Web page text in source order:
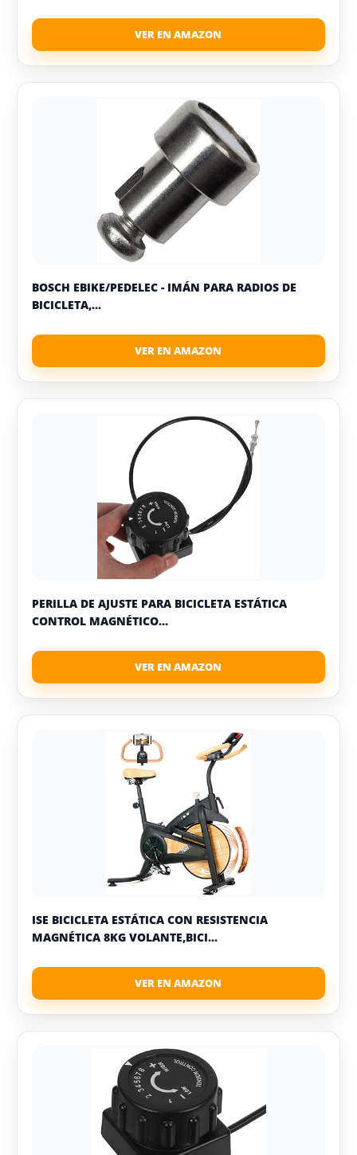
BOSCH EBIKE/PEDELEC - IMÁN PARA RADIOS DE
BICICLETA,...
PERILLA DE AJUSTE PARA BICICLETA ESTÁTICA
CONTROL MAGNÉTICO...
ISE BICICLETA ESTÁTICA CON RESISTENCIA
MAGNÉTICA 8KG VOLANTE,BICI...